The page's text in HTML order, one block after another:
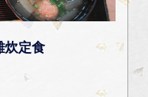
炊定食